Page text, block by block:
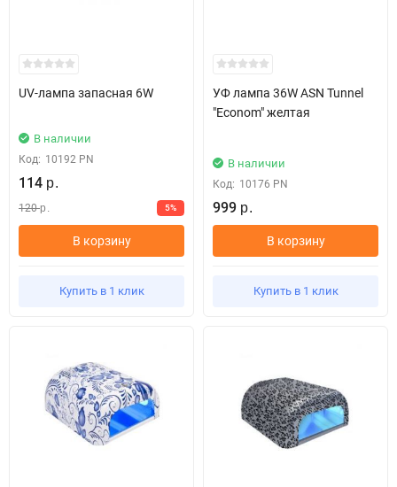
UV-лампа запасная 6W
В наличии
Код: 10192 PN
114 р.
120 р. 5%
В корзину
Купить в 1 клик
УФ лампа 36W ASN Tunnel
"Econom" желтая
В наличии
Код: 10176 PN
999 р.
В корзину
Купить в 1 клик